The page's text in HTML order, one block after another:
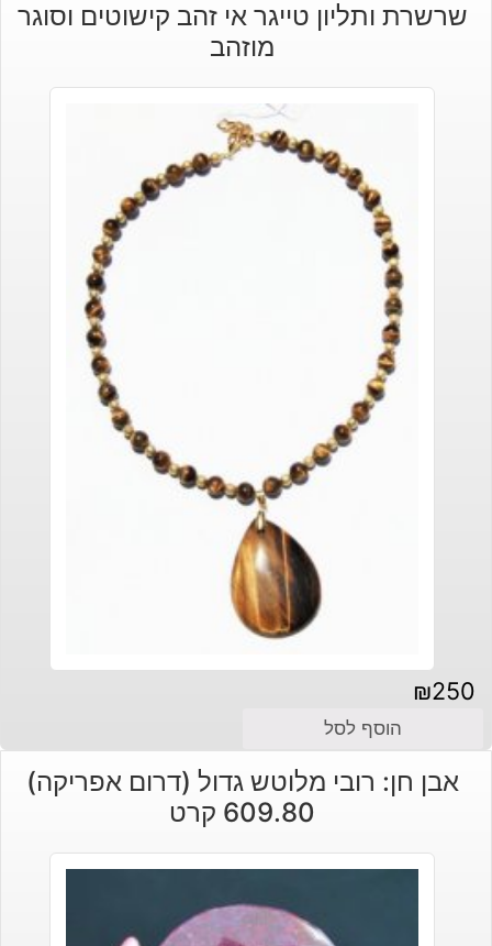
היה:
הוא:
שרשרת ותליון טייגר אי זהב קישוטים וסוגר
מוזהב
₪250
הוסף לסל
אבן חן: רובי מלוטש גדול (דרום אפריקה)
609.80 קרט